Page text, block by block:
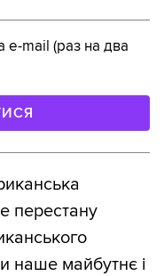
e-mail (раз на два
перестану
наше майбутнє і